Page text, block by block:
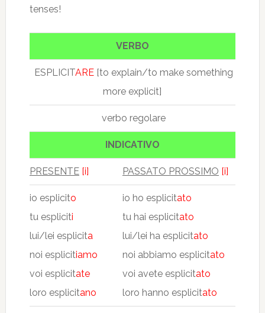
tenses!
VERBO
ESPLICITARE [to explain/to make something
more explicit]
verbo regolare
INDICATIVO
PRESENTE [i] PASSATO PROSSIMO [i]
io esplicito
tu espliciti
lui/lei esplicita
noi esplicitiamo
voi esplicitate
loro esplicitano
io ho esplicitato
tu hai esplicitato
lui/lei ha esplicitato
noi abbiamo esplicitato
voi avete esplicitato
loro hanno esplicitato